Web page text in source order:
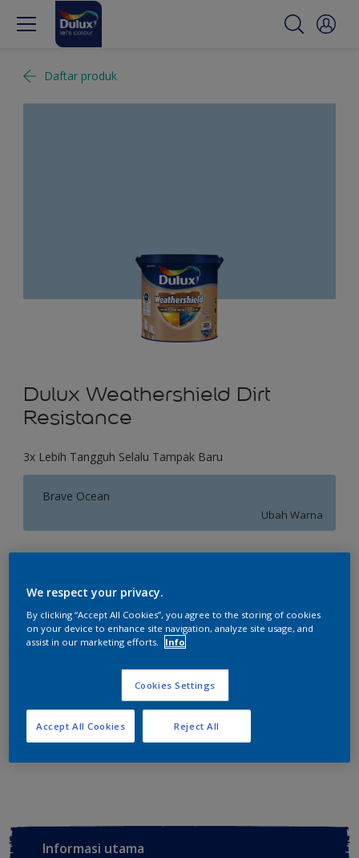
Daftar produk
Dulux Weathershield Dirt
Resistance
3x Lebih Tangguh Selalu Tampak Baru
Brave Ocean
Ubah Warna
Jumlah Kalkulator cat
Tambahkan ke Ruang Kerja
Informasi utama
We respect your privacy.
By clicking “Accept All Cookies”, you agree to the storing of cookies
on your device to enhance site navigation, analyze site usage, and
assist in our marketing efforts.
Info
Cookies Settings
Reject All
Accept All Cookies